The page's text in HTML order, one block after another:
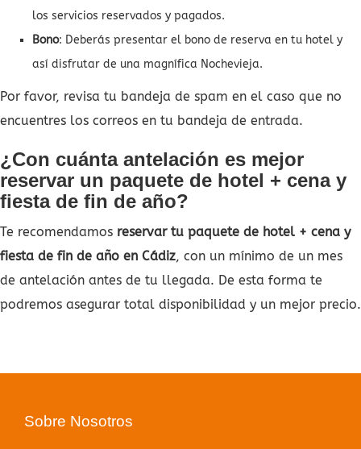
los servicios reservados y pagados.
Bono: Deberás presentar el bono de reserva en tu hotel y
así disfrutar de una magnífica Nochevieja.
Por favor, revisa tu bandeja de spam en el caso que no
encuentres los correos en tu bandeja de entrada.
¿Con cuánta antelación es mejor
reservar un paquete de hotel + cena y
fiesta de fin de año?
Te recomendamos reservar tu paquete de hotel + cena y
fiesta de fin de año en Cádiz, con un mínimo de un mes
de antelación antes de tu llegada. De esta forma te
podremos asegurar total disponibilidad y un mejor precio.
Sobre Nosotros